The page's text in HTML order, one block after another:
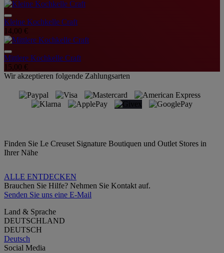
Kleine Kochkelle Craft
14,00 €
Mittlere Kochkelle Craft
15,00 €
Wir akzeptieren folgende Zahlungsarten
Finden Sie Le Creuset Signature Boutiquen und Outlet Stores in
Ihrer Nähe
ALLE ENTDECKEN
Brauchen Sie Hilfe? Nehmen Sie Kontakt auf.
Senden Sie uns eine E-Mail
Land & Sprache
DEUTSCHLAND
DEUTSCH
Deutsch
Social Media